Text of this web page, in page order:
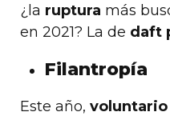
¿la ruptura más
en 2021? La de daft
Filantropía
Este año, voluntario